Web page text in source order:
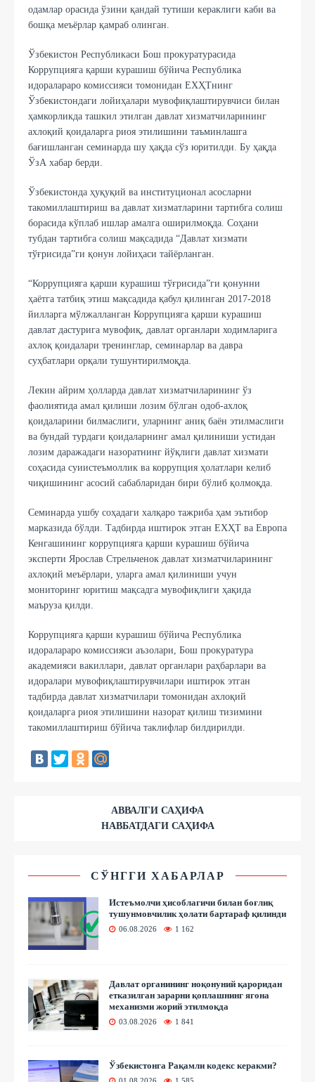
одамлар орасида ўзини қандай тутиши кераклиги каби ва
бошқа меъёрлар қамраб олинган.
Ўзбекистон Республикаси Бош прокуратурасида
Коррупцияга қарши курашиш бўйича Республика
идоралараро комиссияси томонидан ЕХҲТнинг
Ўзбекистондаги лойиҳалари мувофиқлаштирувчиси билан
ҳамкорликда ташкил этилган давлат хизматчиларининг
ахлоқий қоидаларга риоя этилишини таъминлашга
бағишланган семинарда шу ҳақда сўз юритилди. Бу ҳақда
ЎзА хабар берди.
Ўзбекистонда ҳуқуқий ва институционал асосларни
такомиллаштириш ва давлат хизматларини тартибга солиш
борасида кўплаб ишлар амалга оширилмоқда. Соҳани
тубдан тартибга солиш мақсадида “Давлат хизмати
тўғрисида”ги қонун лойиҳаси тайёрланган.
“Коррупцияга қарши курашиш тўғрисида”ги қонунни
ҳаётга татбиқ этиш мақсадида қабул қилинган 2017-2018
йилларга мўлжалланган Коррупцияга қарши курашиш
давлат дастурига мувофиқ, давлат органлари ходимларига
ахлоқ қоидалари тренинглар, семинарлар ва давра
суҳбатлари орқали тушунтирилмоқда.
Лекин айрим ҳолларда давлат хизматчиларининг ўз
фаолиятида амал қилиши лозим бўлган одоб-ахлоқ
қоидаларини билмаслиги, уларнинг аниқ баён этилмаслиги
ва бундай турдаги қоидаларнинг амал қилиниши устидан
лозим даражадаги назоратнинг йўқлиги давлат хизмати
соҳасида суиистеъмоллик ва коррупция ҳолатлари келиб
чиқишининг асосий сабабларидан бири бўлиб қолмоқда.
Семинарда ушбу соҳадаги халқаро тажриба ҳам эътибор
марказида бўлди. Тадбирда иштирок этган ЕХҲТ ва Европа
Кенгашининг коррупцияга қарши курашиш бўйича
эксперти Ярослав Стрельченок давлат хизматчиларининг
ахлоқий меъёрлари, уларга амал қилиниши учун
мониторинг юритиш мақсадга мувофиқлиги ҳақида
маъруза қилди.
Коррупцияга қарши курашиш бўйича Республика
идоралараро комиссияси аъзолари, Бош прокуратура
академияси вакиллари, давлат органлари раҳбарлари ва
идоралари мувофиқлаштирувчилари иштирок этган
тадбирда давлат хизматчилари томонидан ахлоқий
қоидаларга риоя этилишини назорат қилиш тизимини
такомиллаштириш бўйича таклифлар билдирилди.
АВВАЛГИ САҲИФА
НАВБАТДАГИ САҲИФА
СЎНГГИ ХАБАРЛАР
Истеъмолчи ҳисоблагичи билан боғлиқ
тушунмовчилик ҳолати бартараф қилинди
06.08.2026 1 162
Давлат органининг ноқонуний қароридан
етказилган зарарни қоплашнинг ягона
механизми жорий этилмоқда
03.08.2026 1 841
Ўзбекистонга Рақамли кодекс керакми?